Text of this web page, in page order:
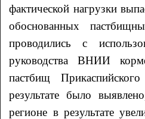
фактической нагрузки
обоснованных
проводились с
руководства ВНИИ
пастбищ
результате было
регионе в результате